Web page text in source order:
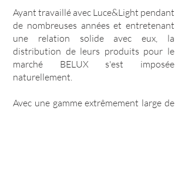
Ayant travaillé avec Luce&Light pendant
de nombreuses années et entretenant
une relation solide avec eux, la
distribution de leurs produits pour le
marché BELUX s'est imposée
naturellement.
Avec une gamme extrêmement large de